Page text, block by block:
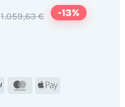
1.059,63 € -13%
PayPal MasterCard
Apple